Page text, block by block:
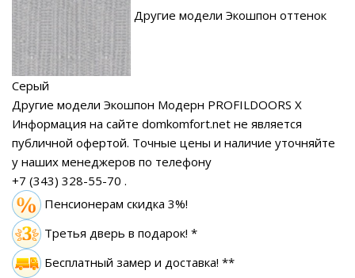
Другие модели Экошпон оттенок
Серый
Другие модели Экошпон Модерн PROFILDOORS X
Информация на сайте domkomfort.net не является
публичной офертой. Точные цены и наличие уточняйте
у наших менеджеров по телефону
+7 (343) 328-55-70 .
Пенсионерам скидка 3%!
Третья дверь в подарок! *
Бесплатный замер и доставка! **